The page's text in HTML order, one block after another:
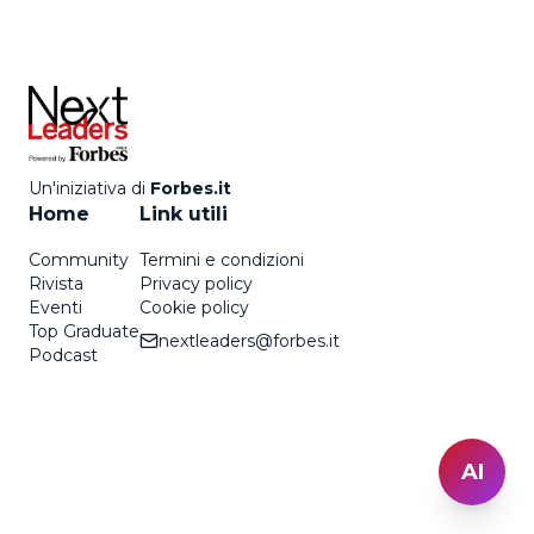
Un'iniziativa di Forbes.it
Home
Community
Rivista
Eventi
Top Graduate
Podcast
Link utili
Termini e condizioni
Privacy policy
Cookie policy
nextleaders@forbes.it
AI